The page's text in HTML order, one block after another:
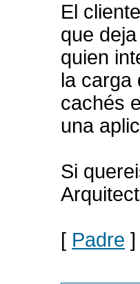
El
que
quien
la carga
cachés
una
Si
[ Padre ]